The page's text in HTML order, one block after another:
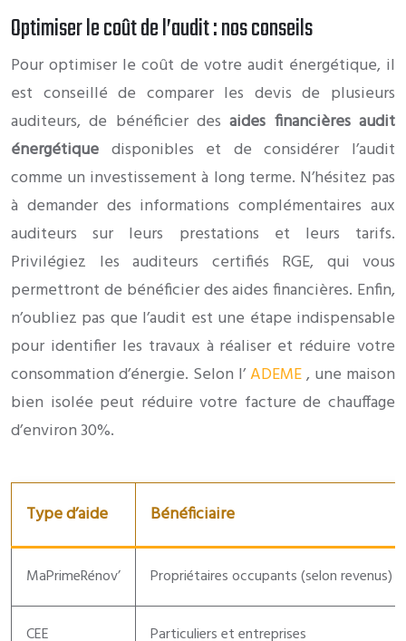
Optimiser le coût de l’audit : nos conseils
Pour optimiser le coût de votre audit énergétique, il
est conseillé de comparer les devis de plusieurs
auditeurs, de bénéficier desaides financières audit
énergétique disponibles et de considérer l’audit
comme un investissement à long terme. N’hésitez pas
à demander des informations complémentaires aux
auditeurs sur leurs prestations et leurs tarifs.
Privilégiez les auditeurs certifiés RGE, qui vous
permettront de bénéficier des aides financières. Enfin,
n’oubliez pas que l’audit est une étape indispensable
pour identifier les travaux à réaliser et réduire votre
consommation d’énergie. Selon l’ADEME, une maison
bien isolée peut réduire votre facture de chauffage
d’environ 30%.
Type d’aide Bénéficiaire
MaPrimeRénov’ Propriétaires occupants (selon revenus)
CEE Particuliers et entreprises